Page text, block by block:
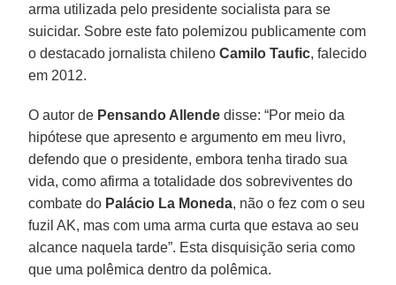
arma utilizada pelo presidente socialista para se
suicidar. Sobre este fato polemizou publicamente com
o destacado jornalista chilenoCamilo Taufic, falecido
em 2012.
O autor de Pensando Allende disse: “Por meio da
hipótese que apresento e argumento em meu livro,
defendo que o presidente, embora tenha tirado sua
vida, como afirma a totalidade dos sobreviventes do
combate do Palácio La Moneda, não o fez com o seu
fuzil AK, mas com uma arma curta que estava ao seu
alcance naquela tarde”. Esta disquisição seria como
que uma polêmica dentro da polêmica.